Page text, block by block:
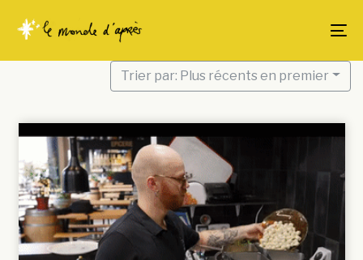
links
content
Trier par: Plus récents en premier